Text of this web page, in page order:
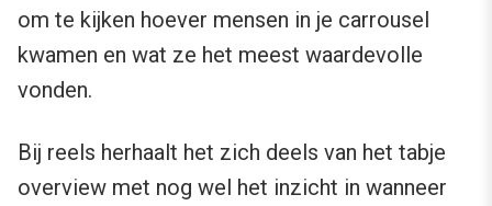
om te kijken hoever mensen in je carrousel
kwamen en wat ze het meest waardevolle
vonden.
Bij reels herhaalt het zich deels van het tabje
overview met nog wel het inzicht in wanneer